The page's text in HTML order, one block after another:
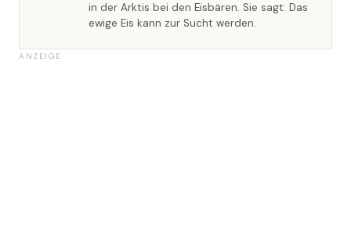
in der Arktis bei den Eisbären. Sie sagt: Das
ewige Eis kann zur Sucht werden.
ANZEIGE